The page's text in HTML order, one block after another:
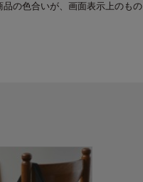
の色合いが、画面表示上のもの